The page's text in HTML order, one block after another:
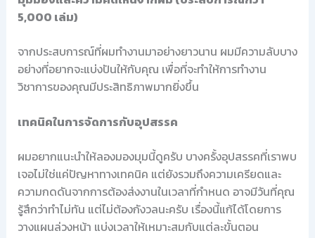
5,000 เล่ม)
จากประสบการณ์ที่ผมทำงานมาอย่างยาวนาน ผมมีความลับบาง
อย่างที่อยากจะแบ่งปันให้กับคุณ เพื่อที่จะทำให้การทำงาน
วิชาการของคุณมีประสิทธิภาพมากยิ่งขึ้น
เทคนิคในการจัดการกับอุปสรรค
ผมอยากแนะนำให้ลองมองมุมนี้ดูครับ บางครั้งอุปสรรคที่เราพบ
เจอไม่ใช่แค่ปัญหาทางเทคนิค แต่ยังรวมถึงความเครียดและ
ความกดดันจากการต้องส่งงานในเวลาที่กำหนด อาจมีวันที่คุณ
รู้สึกว่าทำไม่ทัน แต่ไม่ต้องกังวลนะครับ เรื่องนี้แก้ได้โดยการ
วางแผนล่วงหน้า แบ่งเวลาให้เหมาะสมกับแต่ละขั้นตอน